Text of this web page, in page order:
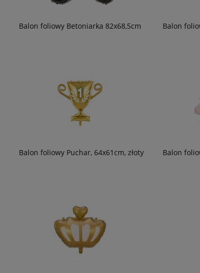
Balon foliowy Betoniarka 82x68,5cm Balon
Balon foliowy Puchar, 64x61cm, złoty Balon